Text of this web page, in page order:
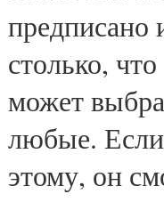
предписано
столько,
может
любые.
этому, он